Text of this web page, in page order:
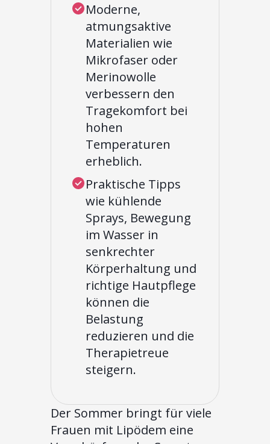
Moderne,
atmungsaktive
Materialien wie
Mikrofaser oder
Merinowolle
verbessern den
Tragekomfort bei
hohen
Temperaturen
erheblich.
Praktische Tipps
wie kühlende
Sprays, Bewegung
im Wasser in
senkrechter
Körperhaltung und
richtige Hautpflege
können die
Belastung
reduzieren und die
Therapietreue
steigern.
Der Sommer bringt für viele
Frauen mit Lipödem eine